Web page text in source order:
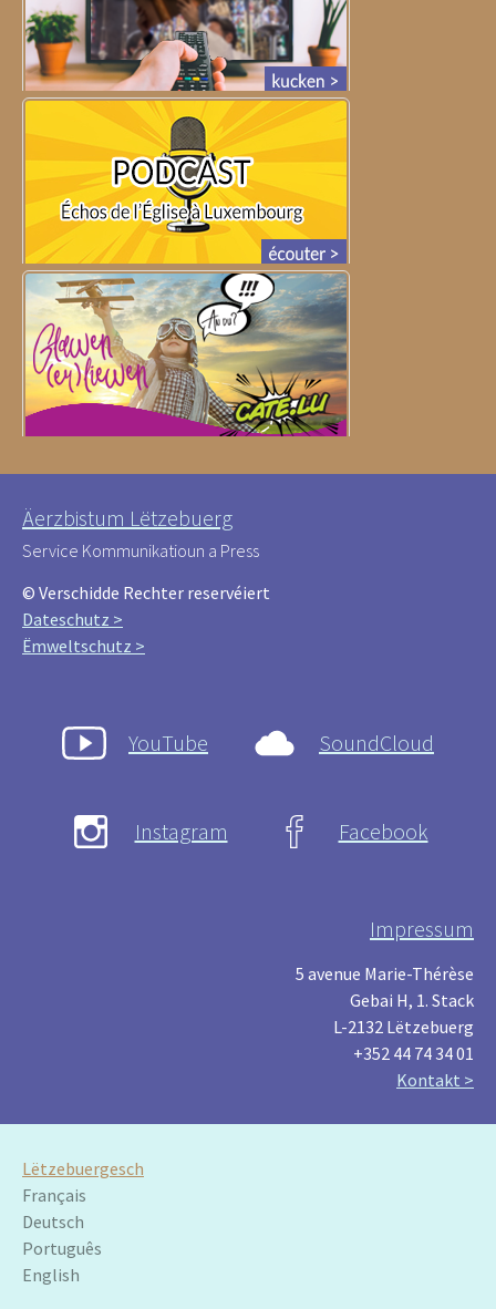
Äerzbistum Lëtzebuerg
Service Kommunikatioun a Press
© Verschidde Rechter reservéiert
Dateschutz >
Ëmweltschutz >
YouTube SoundCloud
Instagram Facebook
Impressum
5 avenue Marie-Thérèse
Gebai H, 1. Stack
L-2132 Lëtzebuerg
+352 44 74 34 01
Kontakt >
Lëtzebuergesch
Français
Deutsch
Português
English